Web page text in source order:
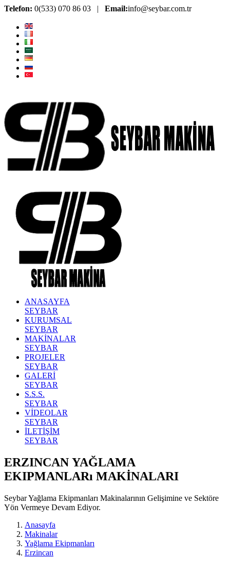
Telefon: 0(533) 070 86 03 | Email:info@seybar.com.tr
ANASAYFA
SEYBAR
KURUMSAL
SEYBAR
MAKİNALAR
SEYBAR
PROJELER
SEYBAR
GALERİ
SEYBAR
S.S.S.
SEYBAR
VİDEOLAR
SEYBAR
İLETİŞİM
SEYBAR
ERZINCAN YAĞLAMA
EKIPMANLARı MAKİNALARI
Seybar Yağlama Ekipmanları Makinalarının Gelişimine ve Sektöre
Yön Vermeye Devam Ediyor.
Anasayfa
Makinalar
Yağlama Ekipmanları
Erzincan